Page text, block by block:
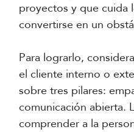
proyectos y que cuida
convertirse en un
Para lograrlo,
el cliente interno o
sobre tres pilares:
comunicación abierta.
comprender a la